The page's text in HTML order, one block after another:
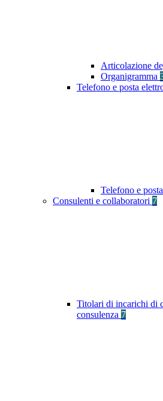
Articolazione
Organigramma
Telefono e posta
Telefono e
Consulenti e collaboratori 7
Titolari di incarichi di
consulenza 7